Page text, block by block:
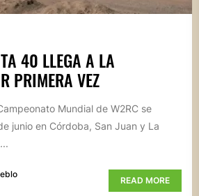
40 LLEGA A LA
PRIMERA VEZ
Mundial de W2RC se
junio en Córdoba, San Juan y La
READ MORE